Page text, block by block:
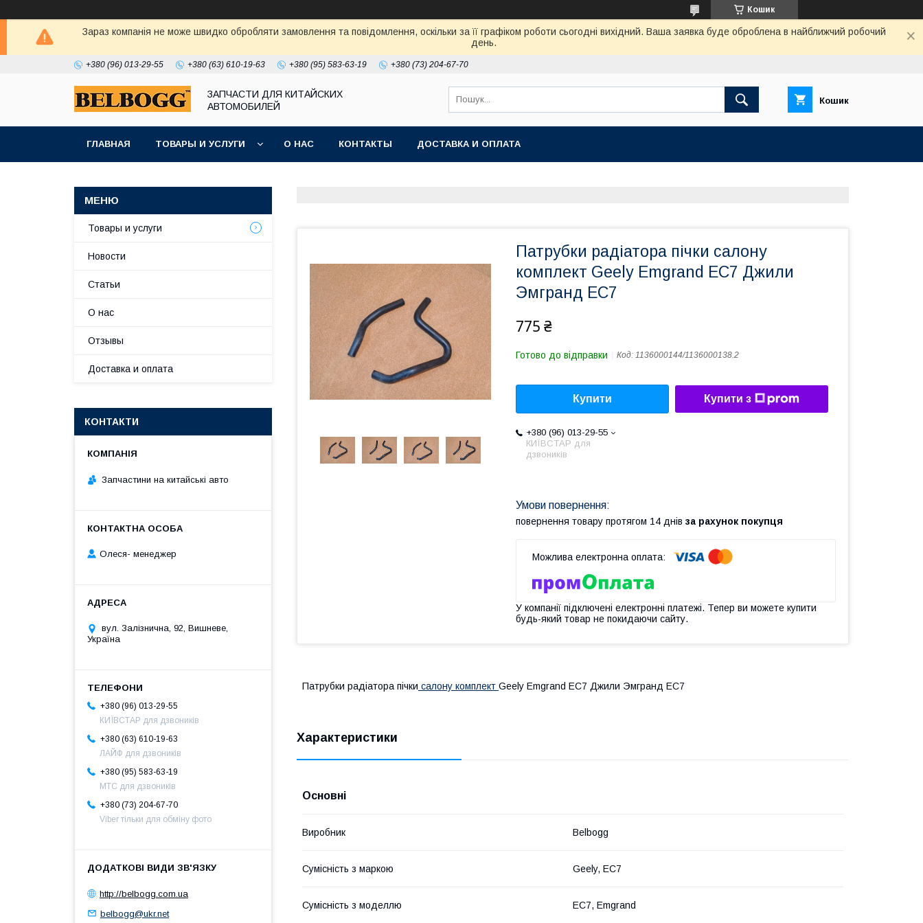
Кошик
Зараз компанія не може швидко обробляти замовлення та повідомлення, оскільки за її графіком роботи сьогодні вихідний. Ваша заявка буде оброблена в найближчий робочий
день.
+380 (96) 013-29-55 +380 (63) 610-19-63 +380 (95) 583-63-19 +380 (73) 204-67-70
ЗАПЧАСТИ ДЛЯ КИТАЙСКИХ
АВТОМОБИЛЕЙ
Кошик
ГЛАВНАЯ ТОВАРЫ И УСЛУГИ О НАС КОНТАКТЫ ДОСТАВКА И ОПЛАТА
Патрубки радіатора пічки салону
комплект Geely Emgrand EC7 Джили
Эмгранд ЕС7
775 ₴
Готово до відправки Код: 1136000144/1136000138.2
Купити Купити з
+380 (96) 013-29-55
КИЇВСТАР для
дзвоників
повернення товару протягом 14 днів за рахунок покупця
У компанії підключені електронні платежі. Тепер ви можете купити
будь-який товар не покидаючи сайту.
Патрубки радіатора пічки салону комплект Geely Emgrand EC7 Джили Эмгранд ЕС7
Характеристики
Основні
Виробник Belbogg
Сумісність з маркою Geely, EC7
Сумісність з моделлю EC7, Emgrand
Товары и услуги
Новости
Статьи
О нас
Отзывы
Доставка и оплата
КОНТАКТИ
Запчастини на китайські авто
Олеся- менеджер
вул. Залізнична, 92, Вишневе,
Україна
+380 (96) 013-29-55
КИЇВСТАР для дзвоників
+380 (63) 610-19-63
ЛАЙФ для дзвоників
+380 (95) 583-63-19
МТС для дзвоників
+380 (73) 204-67-70
Viber тільки для обміну фото
http://belbogg.com.ua
belbogg@ukr.net